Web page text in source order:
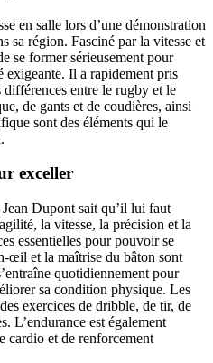
en salle lors d’une démonstration
sa région. Fasciné par la vitesse et
se former sérieusement pour
exigeante. Il a rapidement pris
différences entre le rugby et le
de gants et de coudières, ainsi
sont des éléments qui le
exceller
Dupont sait qu’il lui faut
la vitesse, la précision et la
essentielles pour pouvoir se
œil et la maîtrise du bâton sont
quotidiennement pour
sa condition physique. Les
exercices de dribble, de tir, de
L’endurance est également
cardio et de renforcement